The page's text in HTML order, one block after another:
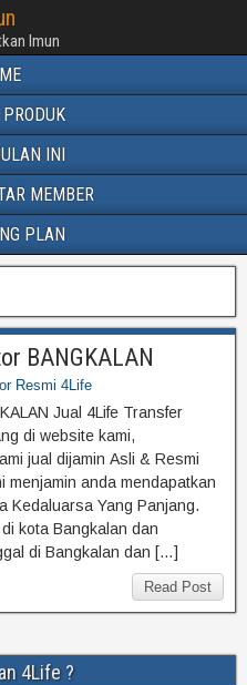
Imun
PRODUK
INI
MEMBER
PLAN
BANGKALAN
Resmi 4Life
Jual 4Life Transfer
di website kami,
jual dijamin Asli & Resmi
menjamin anda mendapatkan
Kedaluarsa Yang Panjang.
kota Bangkalan dan
di Bangkalan dan […]
Read Post
4Life ?